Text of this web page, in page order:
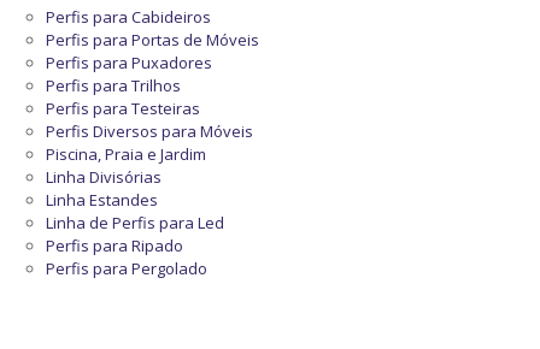
Perfis para Cabideiros
Perfis para Portas de Móveis
Perfis para Puxadores
Perfis para Trilhos
Perfis para Testeiras
Perfis Diversos para Móveis
Piscina, Praia e Jardim
Linha Divisórias
Linha Estandes
Linha de Perfis para Led
Perfis para Ripado
Perfis para Pergolado